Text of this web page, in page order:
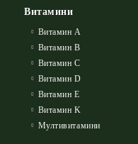
Витамини
Витамин А
Витамин B
Витамин C
Витамин D
Витамин E
Витамин K
Мултивитамини